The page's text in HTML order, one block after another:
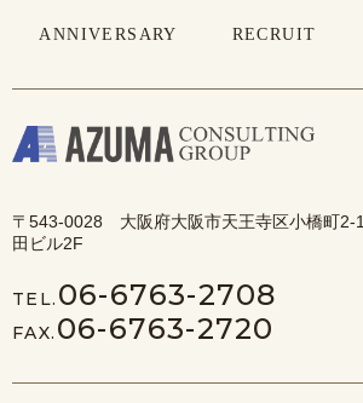
〒543-0028 大阪府大阪市天王寺区小橋町2-
田ビル2F
TEL. 06-6763-2708
FAX. 06-6763-2720
ANNIVERSARY RECRUIT